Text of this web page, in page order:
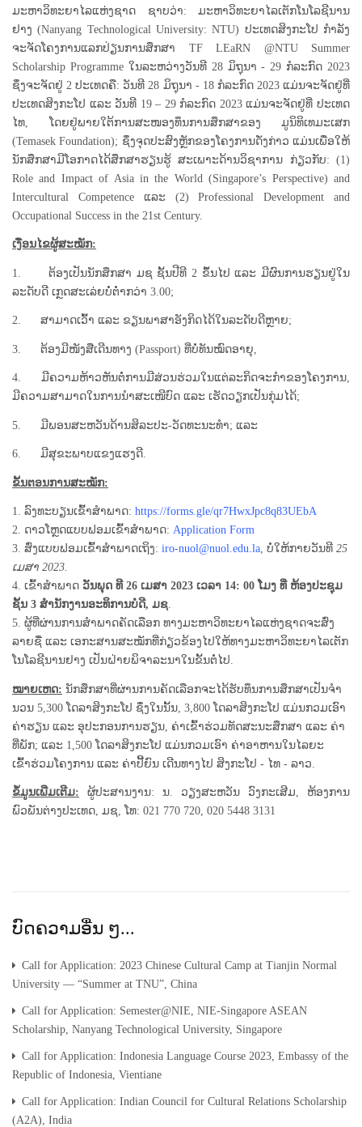
ມະຫາວິທະຍາໄລແຫ່ງຊາດ ຊາບວ່າ: ມະຫາວິທະຍາໄລເຕັກໂນໂລຊີນານ
ຢາງ (Nanyang Technological University: NTU) ປະເທດສິງກະໂປ ກໍາລັງ
ຈະຈັດໂຄງການແລກປ່ຽນການສຶກສາ TF LEaRN @NTU Summer
Scholarship Programme ໃນລະຫວ່າງວັນທີ 28 ມິຖຸນາ - 29 ກໍລະກົດ 2023
ຊຶ່ງຈະຈັດຢູ່ 2 ປະເທດຄື: ວັນທີ 28 ມິຖຸນາ - 18 ກໍລະກົດ 2023 ແມ່ນຈະຈັດຢູ່ທີ່
ປະເທດສິງກະໂປ ແລະ ວັນທີ 19 – 29 ກໍລະກົດ 2023 ແມ່ນຈະຈັດຢູ່ທີ່ ປະເທດ
ໄທ, ໂດຍຢູ່ພາຍໃຕ້ການສະໜອງທຶນການສຶກສາຂອງ ມູນິທິເທມະເສກ
(Temasek Foundation); ຊຶ່ງຈຸດປະສົງຫຼັກຂອງໂຄງການດັ່ງກ່າວ ແມ່ນເພື່ອໃຫ້
ນັກສຶກສາມີໂອກາດໄດ້ສຶກສາຮຽນຮູ້ ສະເພາະດ້ານວິຊາການ ກ່ຽວກັບ: (1)
Role and Impact of Asia in the World (Singapore’s Perspective) and
Intercultural Competence ແລະ (2) Professional Development and
Occupational Success in the 21st Century.
ເງື່ອນໄຂຜູ້ສະໝັກ:
1. ຕ້ອງເປັນນັກສຶກສາ ມຊ ຊັ້ນປີທີ 2 ຂຶ້ນໄປ ແລະ ມີຜົນການຮຽນຢູ່ໃນ
ລະດັບດີ ເກຼດສະເລ່ຍບໍ່ຕ່ຳກວ່າ 3.00;
2. ສາມາດເວົ້າ ແລະ ຂຽນພາສາອັງກິດໄດ້ໃນລະດັບດີຫຼາຍ;
3. ຕ້ອງມີໜັງສືເດີນທາງ (Passport) ທີ່ບໍ່ທັນໝົດອາຍຸ,
4. ມີຄວາມຫ້າວຫັນຕໍ່ການມີສ່ວນຮ່ວມໃນແຕ່ລະກິດຈະກໍາຂອງໂຄງການ,
ມີຄວາມສາມາດໃນການນໍາສະເໜີບົດ ແລະ ເຮັດວຽກເປັນກຸ່ມໄດ້;
5. ມີພອນສະຫວັນດ້ານສິລະປະ-ວັດທະນະທໍາ; ແລະ
6. ມີສຸຂະພາບແຂງແຮງດີ.
ຂັ້ນຕອນການສະໝັກ:
1. ລົງທະບຽນເຂົ້າສໍາພາດ: https://forms.gle/qr7HwxJpc8q83UEbA
2. ດາວໂຫຼດແບບຟອມເຂົ້າສຳພາດ: Application Form
3. ສົ່ງແບບຟອມເຂົ້າສໍາພາດເຖິງ: iro-nuol@nuol.edu.la, ບໍ່ໃຫ້ກາຍວັນທີ 25
ເມສາ 2023.
4. ເຂົ້າສໍາພາດ ວັນພຸດ ທີ 26 ເມສາ 2023 ເວລາ 14: 00 ໂມງ ທີ່ ຫ້ອງປະຊຸມ
ຊັ້ນ 3 ສໍານັກງານອະທິການບໍດີ, ມຊ.
5. ຜູ້ທີ່ຜ່ານການສໍາພາດຄັດເລືອກ ທາງມະຫາວິທະຍາໄລແຫ່ງຊາດຈະສົ່ງ
ລາຍຊື່ ແລະ ເອກະສານສະໝັກທີ່ກ່ຽວຂ້ອງໄປໃຫ້ທາງມະຫາວິທະຍາໄລເຕັກ
ໂນໂລຊີນານຢາງ ເປັນຝ່າຍພິຈາລະນາໃນຂັ້ນຕໍ່ໄປ.
ໝາຍເຫດ: ນັກສຶກສາທີ່ຜ່ານການຄັດເລືອກຈະໄດ້ຮັບທຶນການສຶກສາເປັນຈໍາ
ນວນ 5,300 ໂດລາສິງກະໂປ ຊຶ່ງໃນນັ້ນ, 3,800 ໂດລາສິງກະໂປ ແມ່ນກວມເອົາ
ຄ່າຮຽນ ແລະ ອຸປະກອນການຮຽນ, ຄ່າເຂົ້າຮ່ວມທັດສະນະສຶກສາ ແລະ ຄ່າ
ທີ່ພັກ; ແລະ 1,500 ໂດລາສິງກະໂປ ແມ່ນກວມເອົາ ຄ່າອາຫານໃນໄລຍະ
ເຂົ້າຮ່ວມໂຄງການ ແລະ ຄ່າປີ້ຍົນ ເດີນທາງໄປ ສິງກະໂປ - ໄທ - ລາວ.
ຂໍ້ມູນເພີ່ມເຕີມ: ຜູ້ປະສານງານ: ນ. ວຽງສະຫວັນ ວົງກະເສີມ, ຫ້ອງການ
ພົວພັນຕ່າງປະເທດ, ມຊ, ໂທ: 021 770 720, 020 5448 3131
ບົດຄວາມອື່ນ ໆ...
Call for Application: 2023 Chinese Cultural Camp at Tianjin Normal
University — “Summer at TNU”, China
Call for Application: Semester@NIE, NIE-Singapore ASEAN
Scholarship, Nanyang Technological University, Singapore
Call for Application: Indonesia Language Course 2023, Embassy of the
Republic of Indonesia, Vientiane
Call for Application: Indian Council for Cultural Relations Scholarship
(A2A), India